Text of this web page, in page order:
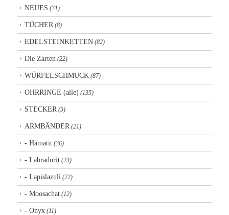
NEUES (31)
TÜCHER (8)
EDELSTEINKETTEN (82)
Die Zarten (22)
WÜRFELSCHMUCK (87)
OHRRINGE (alle) (135)
STECKER (5)
ARMBÄNDER (21)
- Hämatit (36)
- Labradorit (23)
- Lapislazuli (22)
- Moosachat (12)
- Onyx (11)